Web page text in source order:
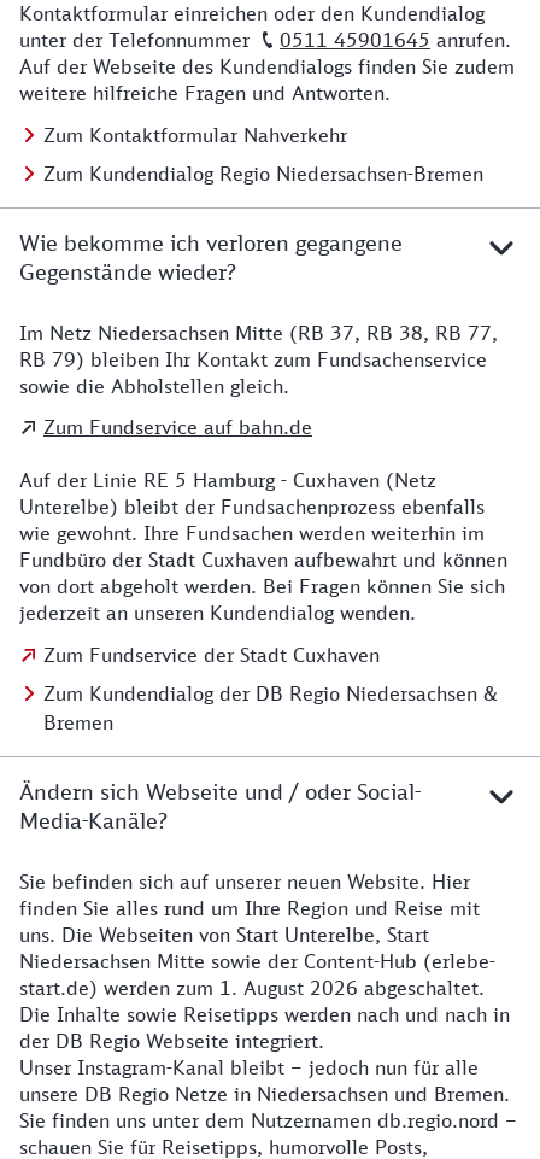
Kontaktformular einreichen oder den Kundendialog
unter der Telefonnummer
0511 45901645 anrufen.
Auf der Webseite des Kundendialogs finden Sie zudem
weitere hilfreiche Fragen und Antworten.
Zum Kontaktformular Nahverkehr
Zum Kundendialog Regio Niedersachsen-Bremen
Wie bekomme ich verloren gegangene
Gegenstände wieder?
Details zu Kontakt
Im Netz Niedersachsen Mitte (RB 37, RB 38, RB 77,
RB 79) bleiben Ihr Kontakt zum Fundsachenservice
sowie die Abholstellen gleich.
Zum Fundservice auf bahn.de
Auf der Linie RE 5 Hamburg - Cuxhaven (Netz
Unterelbe) bleibt der Fundsachenprozess ebenfalls
wie gewohnt. Ihre Fundsachen werden weiterhin im
Fundbüro der Stadt Cuxhaven aufbewahrt und können
von dort abgeholt werden. Bei Fragen können Sie sich
jederzeit an unseren Kundendialog wenden.
Zum Fundservice der Stadt Cuxhaven
Zum Kundendialog der DB Regio Niedersachsen &
Bremen
Ändern sich Webseite und / oder Social-
Media-Kanäle?
Details zur Website
Sie befinden sich auf unserer neuen Website. Hier
finden Sie alles rund um Ihre Region und Reise mit
uns. Die Webseiten von Start Unterelbe, Start
Niedersachsen Mitte sowie der Content-Hub (erlebe-
start.de) werden zum 1. August 2026 abgeschaltet.
Die Inhalte sowie Reisetipps werden nach und nach in
der DB Regio Webseite integriert.
Unser Instagram-Kanal bleibt – jedoch nun für alle
unsere DB Regio Netze in Niedersachsen und Bremen.
Sie finden uns unter dem Nutzernamen db.regio.nord –
schauen Sie für Reisetipps, humorvolle Posts,